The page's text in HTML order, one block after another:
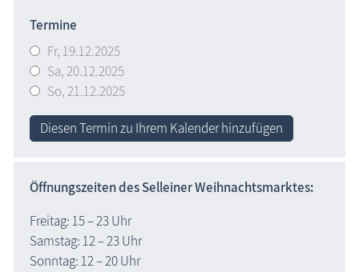
Termine
Fr, 19.12.2025
Sa, 20.12.2025
So, 21.12.2025
Diesen Termin zu Ihrem Kalender hinzufügen
Öffnungszeiten des Selleiner Weihnachtsmarktes:
Freitag: 15 – 23 Uhr
Samstag: 12 – 23 Uhr
Sonntag: 12 – 20 Uhr